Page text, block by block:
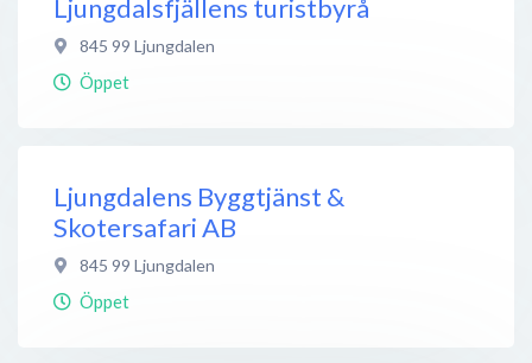
Ljungdalsfjällens turistbyrå
845 99 Ljungdalen
Öppet
Ljungdalens Byggtjänst &
Skotersafari AB
845 99 Ljungdalen
Öppet